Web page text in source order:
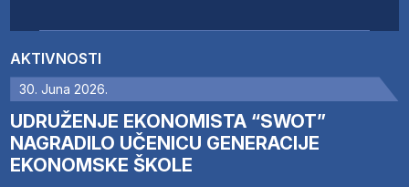
AKTIVNOSTI
30. Juna 2026.
UDRUŽENJE EKONOMISTA “SWOT”
NAGRADILO UČENICU GENERACIJE
EKONOMSKE ŠKOLE